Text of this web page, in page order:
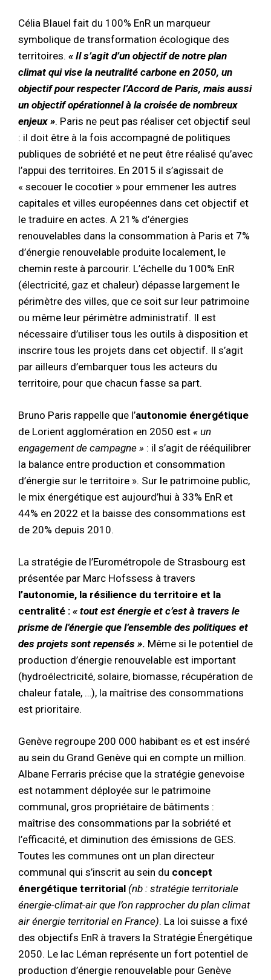
Célia Blauel fait du 100% EnR un marqueur
symbolique de transformation écologique des
territoires. « Il s’agit d’un objectif de notre plan
climat qui vise la neutralité carbone en 2050, un
objectif pour respecter l’Accord de Paris, mais aussi
un objectif opérationnel à la croisée de nombreux
enjeux ». Paris ne peut pas réaliser cet objectif seul
: il doit être à la fois accompagné de politiques
publiques de sobriété et ne peut être réalisé qu’avec
l’appui des territoires. En 2015 il s’agissait de
« secouer le cocotier » pour emmener les autres
capitales et villes européennes dans cet objectif et
le traduire en actes. A 21% d’énergies
renouvelables dans la consommation à Paris et 7%
d’énergie renouvelable produite localement, le
chemin reste à parcourir. L’échelle du 100% EnR
(électricité, gaz et chaleur) dépasse largement le
périmètre des villes, que ce soit sur leur patrimoine
ou même leur périmètre administratif. Il est
nécessaire d’utiliser tous les outils à disposition et
inscrire tous les projets dans cet objectif. Il s’agit
par ailleurs d’embarquer tous les acteurs du
territoire, pour que chacun fasse sa part.
Bruno Paris rappelle que l’autonomie énergétique
de Lorient agglomération en 2050 est « un
engagement de campagne » : il s’agit de rééquilibrer
la balance entre production et consommation
d’énergie sur le territoire ». Sur le patrimoine public,
le mix énergétique est aujourd’hui à 33% EnR et
44% en 2022 et la baisse des consommations est
de 20% depuis 2010.
La stratégie de l’Eurométropole de Strasbourg est
présentée par Marc Hofssess à travers
l’autonomie, la résilience du territoire et la
centralité : « tout est énergie et c’est à travers le
prisme de l’énergie que l’ensemble des politiques et
des projets sont repensés ». Même si le potentiel de
production d’énergie renouvelable est important
(hydroélectricité, solaire, biomasse, récupération de
chaleur fatale, …), la maîtrise des consommations
est prioritaire.
Genève regroupe 200 000 habibant·es et est inséré
au sein du Grand Genève qui en compte un million.
Albane Ferraris précise que la stratégie genevoise
est notamment déployée sur le patrimoine
communal, gros propriétaire de bâtiments :
maîtrise des consommations par la sobriété et
l’efficacité, et diminution des émissions de GES.
Toutes les communes ont un plan directeur
communal qui s’inscrit au sein du concept
énergétique territorial (nb : stratégie territoriale
énergie-climat-air que l’on rapprocher du plan climat
air énergie territorial en France). La loi suisse a fixé
des objectifs EnR à travers la Stratégie Énergétique
2050. Le lac Léman représente un fort potentiel de
production d’énergie renouvelable pour Genève